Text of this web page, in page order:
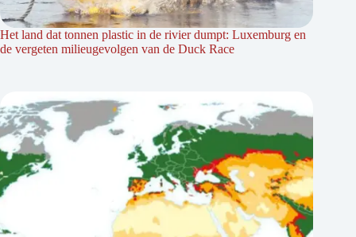
Het land dat tonnen plastic in de rivier dumpt: Luxemburg en
de vergeten milieugevolgen van de Duck Race